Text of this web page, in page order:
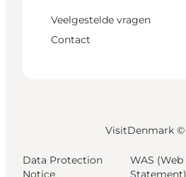
Veelgestelde vragen
Contact
VisitDenmark ©
Data Protection
Notice
WAS
Statement)